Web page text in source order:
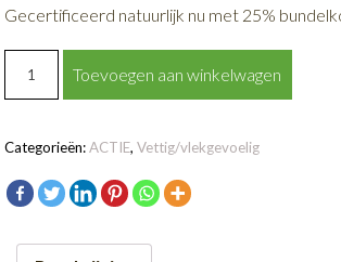
Gecertificeerd natuurlijk nu met 25%
Nature
&
Bundel
Toevoegen aan winkelwagen
Categorieën:ACTIE,Vettig/vlekgevoelig